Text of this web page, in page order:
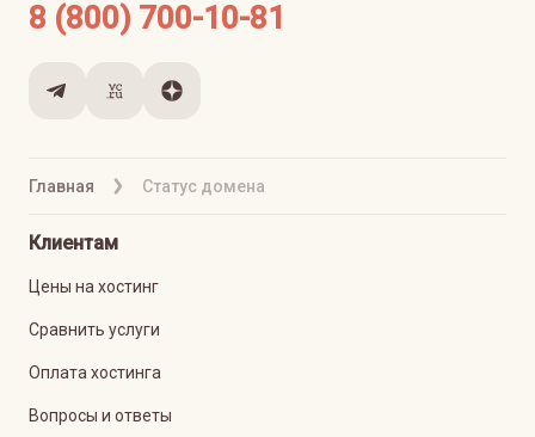
Главная Статус домена
8 (800) 700-10-81
Клиентам
Цены на хостинг
Сравнить услуги
Оплата хостинга
Вопросы и ответы